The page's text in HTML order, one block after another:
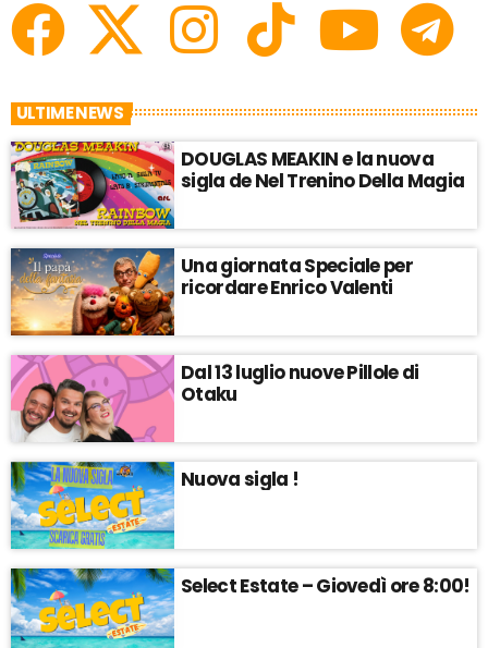
ULTIME NEWS
DOUGLAS MEAKIN e la nuova
sigla de Nel Trenino Della Magia
Una giornata Speciale per
ricordare Enrico Valenti
Dal 13 luglio nuove Pillole di
Otaku
Nuova sigla !
Select Estate – Giovedì ore 8:00!